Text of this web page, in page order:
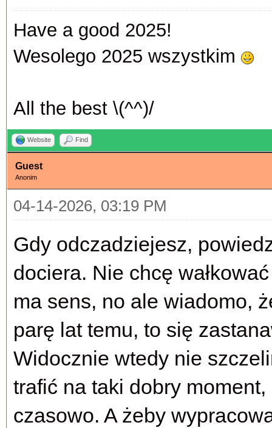
Have a good 2025!
Wesolego 2025 wszystkim
All the best \(^^)/
Website Find
Guest
Anonim
04-14-2026, 03:19 PM
Gdy odczadziejesz,
dociera. Nie chcę
ma sens, no ale wiadomo,
parę lat temu, to się
Widocznie wtedy nie
trafić na taki dobry
czasowo. A żeby